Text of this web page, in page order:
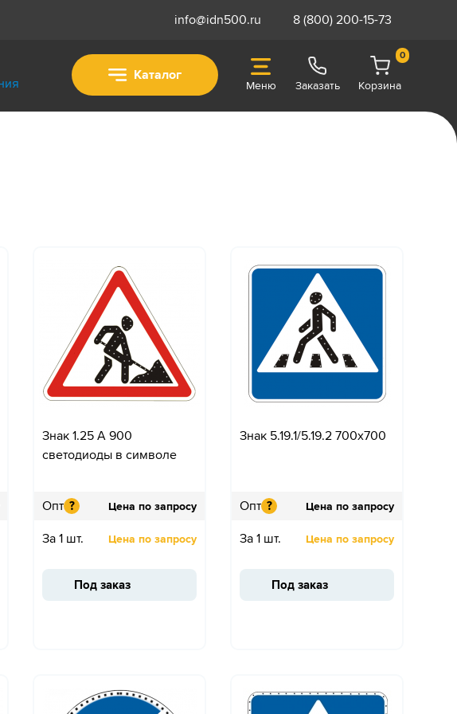
info@idn500.ru 8 (800) 200-15-73
Каталог
Меню Заказать
0
Корзина
Знак 1.25 A 900
светодиоды в символе
Опт ? Цена по запросу
За 1 шт. Цена по запросу
Под заказ
Знак 5.19.1/5.19.2 700x700
Опт ? Цена по запросу
За 1 шт. Цена по запросу
Под заказ